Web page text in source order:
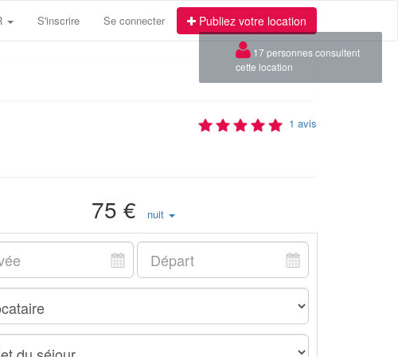
S'inscrire Se connecter Publiez votre location
1 avis
75 € nuit
×
17 personnes consultent
cette location